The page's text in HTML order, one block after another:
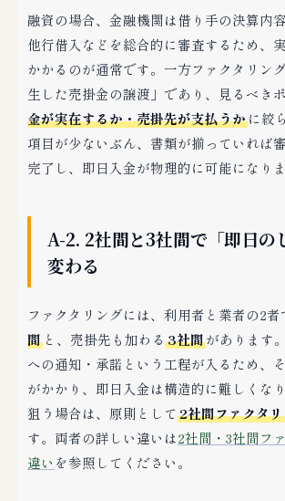
融資の場合、金融機関は借り手の決算内
他行借入などを総合的に審査するため、
かかるのが通常です。一方ファクタリン
生した売掛金の譲渡」であり、見るべき
金が実在するか・売掛先が支払うかに絞
項目が少ないぶん、書類が揃っていれば
完了し、即日入金が物理的に可能になりま
A-2. 2社間と3社間で「即日の
変わる
ファクタリングには、利用者と業者の2者
間 と、売掛先も加わる 3社間があります
への通知・承諾という工程が入るため、
がかかり、即日入金は構造的に難しくな
狙う場合は、原則として2社間ファクタ
す。両者の詳しい違いは2社間・3社間フ
違い を参照してください。